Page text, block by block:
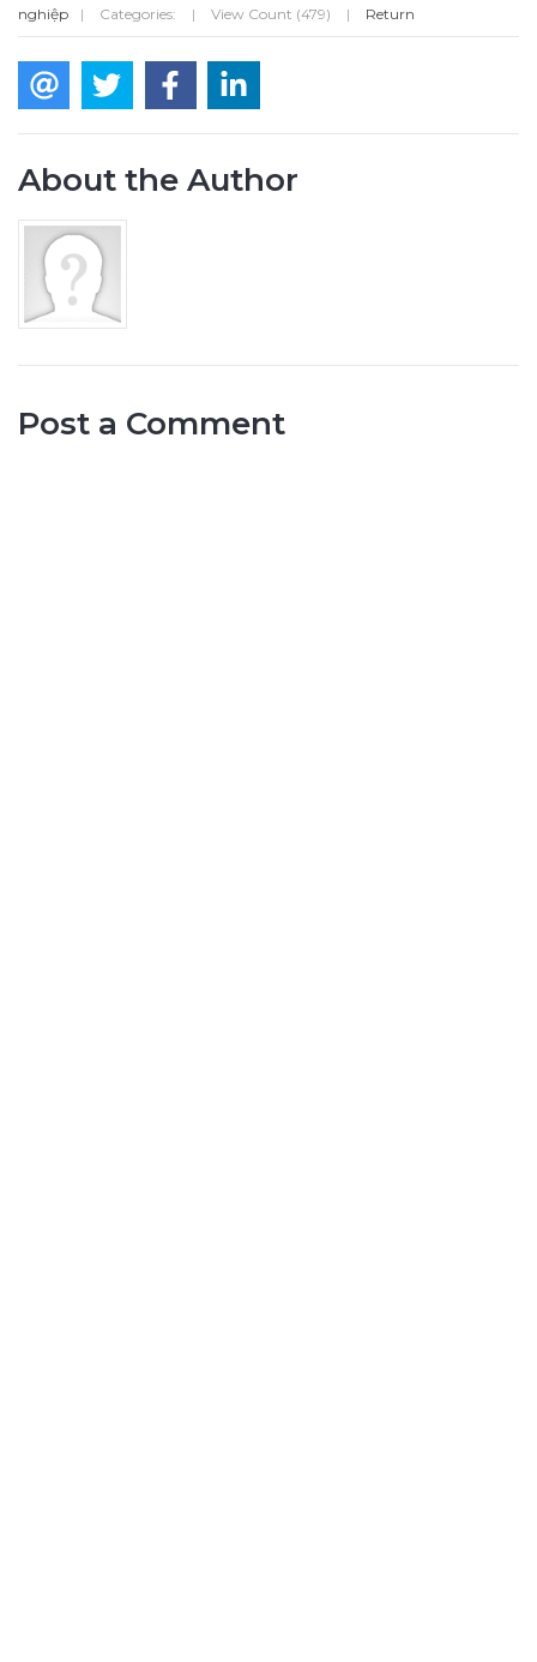
nghiệp | Categories: | View Count (479) | Return
About the Author
Post a Comment